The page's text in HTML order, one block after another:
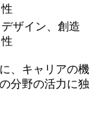
性
デザイン、創造
性
、キャリアの機
分野の活力に独